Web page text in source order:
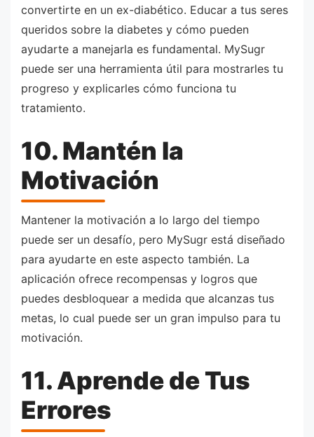
convertirte en un ex-diabético. Educar a tus seres
queridos sobre la diabetes y cómo pueden
ayudarte a manejarla es fundamental. MySugr
puede ser una herramienta útil para mostrarles tu
progreso y explicarles cómo funciona tu
tratamiento.
10. Mantén la
Motivación
Mantener la motivación a lo largo del tiempo
puede ser un desafío, pero MySugr está diseñado
para ayudarte en este aspecto también. La
aplicación ofrece recompensas y logros que
puedes desbloquear a medida que alcanzas tus
metas, lo cual puede ser un gran impulso para tu
motivación.
11. Aprende de Tus
Errores